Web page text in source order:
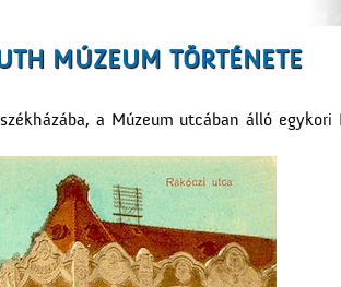
MÚZEUM TÖRTÉNETE
a Múzeum utcában álló